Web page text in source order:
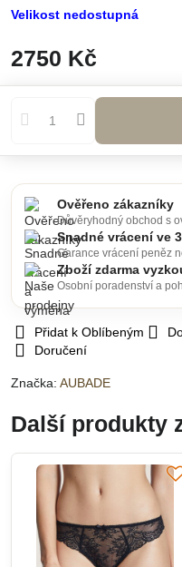
Velikost nedostupná
2750 Kč
Přidat k Oblíbeným
Doručení
Značka: AUBADE
Ověřeno zákazníky
Důvěryhodný obchod s
Snadné vrácení ve
Garance vrácení peněz
Zboží zdarma
Osobní poradenství a
Další produkty